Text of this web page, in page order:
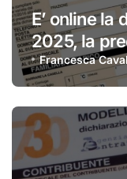
E’ online la
2025, la
disponibile
Francesca